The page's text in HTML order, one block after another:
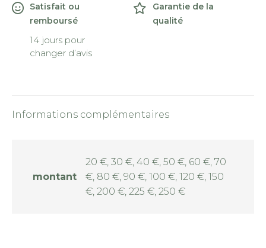
Satisfait ou
remboursé
14 jours pour
changer d’avis
Garantie de la
qualité
Informations complémentaires
montant
20 €, 30 €, 40 €, 50 €, 60 €, 70
€, 80 €, 90 €, 100 €, 120 €, 150
€, 200 €, 225 €, 250 €